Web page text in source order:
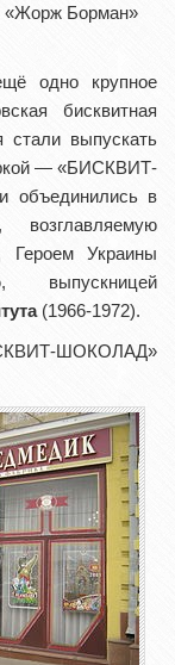
«Жорж Борман»
одно крупное
бисквитная
стали выпускать
— «БИСКВИТ-
объединились в
возглавляемую
Героем Украины
, выпускницей
(1966-1972).
ШОКОЛАД»